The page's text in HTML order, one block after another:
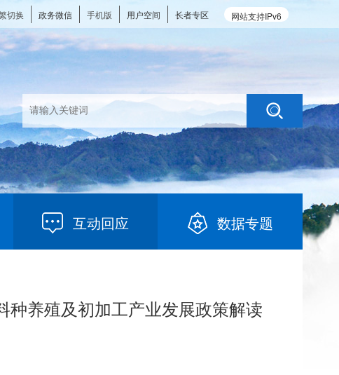
网站支持IPv6
切换 政务微信 手机版 用户空间 长者专区
互动回应 数据专题
种养殖及初加工产业发展政策解读